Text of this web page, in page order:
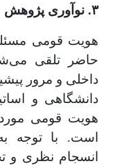
۳. نوآوری پژوهش
هویت قومی
حاضر تلقی
داخلی و مرور
دانشگاهی و
هویت قومی
است. با توجه
انسجام نظری و